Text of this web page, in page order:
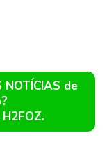
NOTÍCIAS de